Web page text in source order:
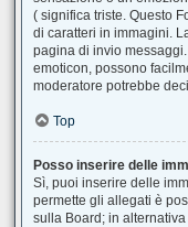
( significa triste. Questo
di caratteri in immagini.
pagina di invio
emoticon, possono
moderatore potrebbe
Top
Posso inserire delle
Sì, puoi inserire delle
permette gli allegati è
sulla Board; in